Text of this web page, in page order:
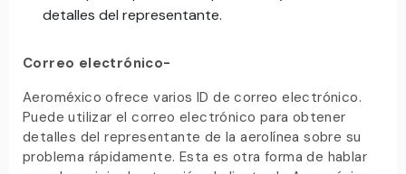
detalles del representante.
Correo electrónico-
Aeroméxico ofrece varios ID de correo electrónico.
Puede utilizar el correo electrónico para obtener
detalles del representante de la aerolínea sobre su
problema rápidamente. Esta es otra forma de hablar